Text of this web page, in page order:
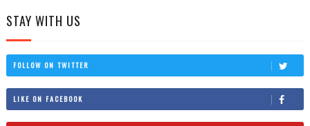
STAY WITH US
FOLLOW ON TWITTER
LIKE ON FACEBOOK